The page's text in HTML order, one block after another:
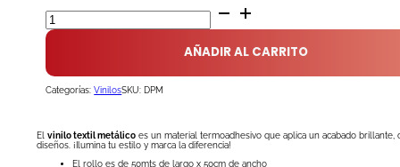
Vinilo
Textil
Metálico
AÑADIR AL CARRITO
Categorías:VinilosSKU: DPM
Elvinilo textil metálico es un material termoadhesivo que aplica un acabado brillante,
diseños. ¡Ilumina tu estilo y marca la diferencia!
El rollo es de 50mts de largo x 50cm de ancho